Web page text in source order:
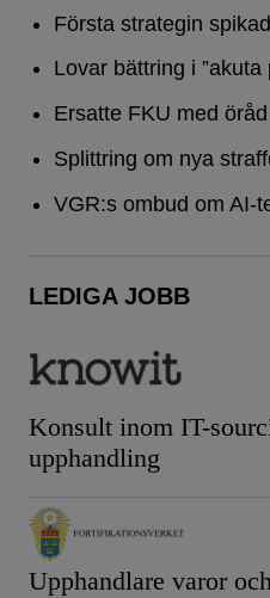
Första strategin spikad
Lovar bättring i ”akuta
Ersatte FKU med öråd
Splittring om nya
VGR:s ombud om AI-
LEDIGA JOBB
Konsult inom IT-
upphandling
Upphandlare varor